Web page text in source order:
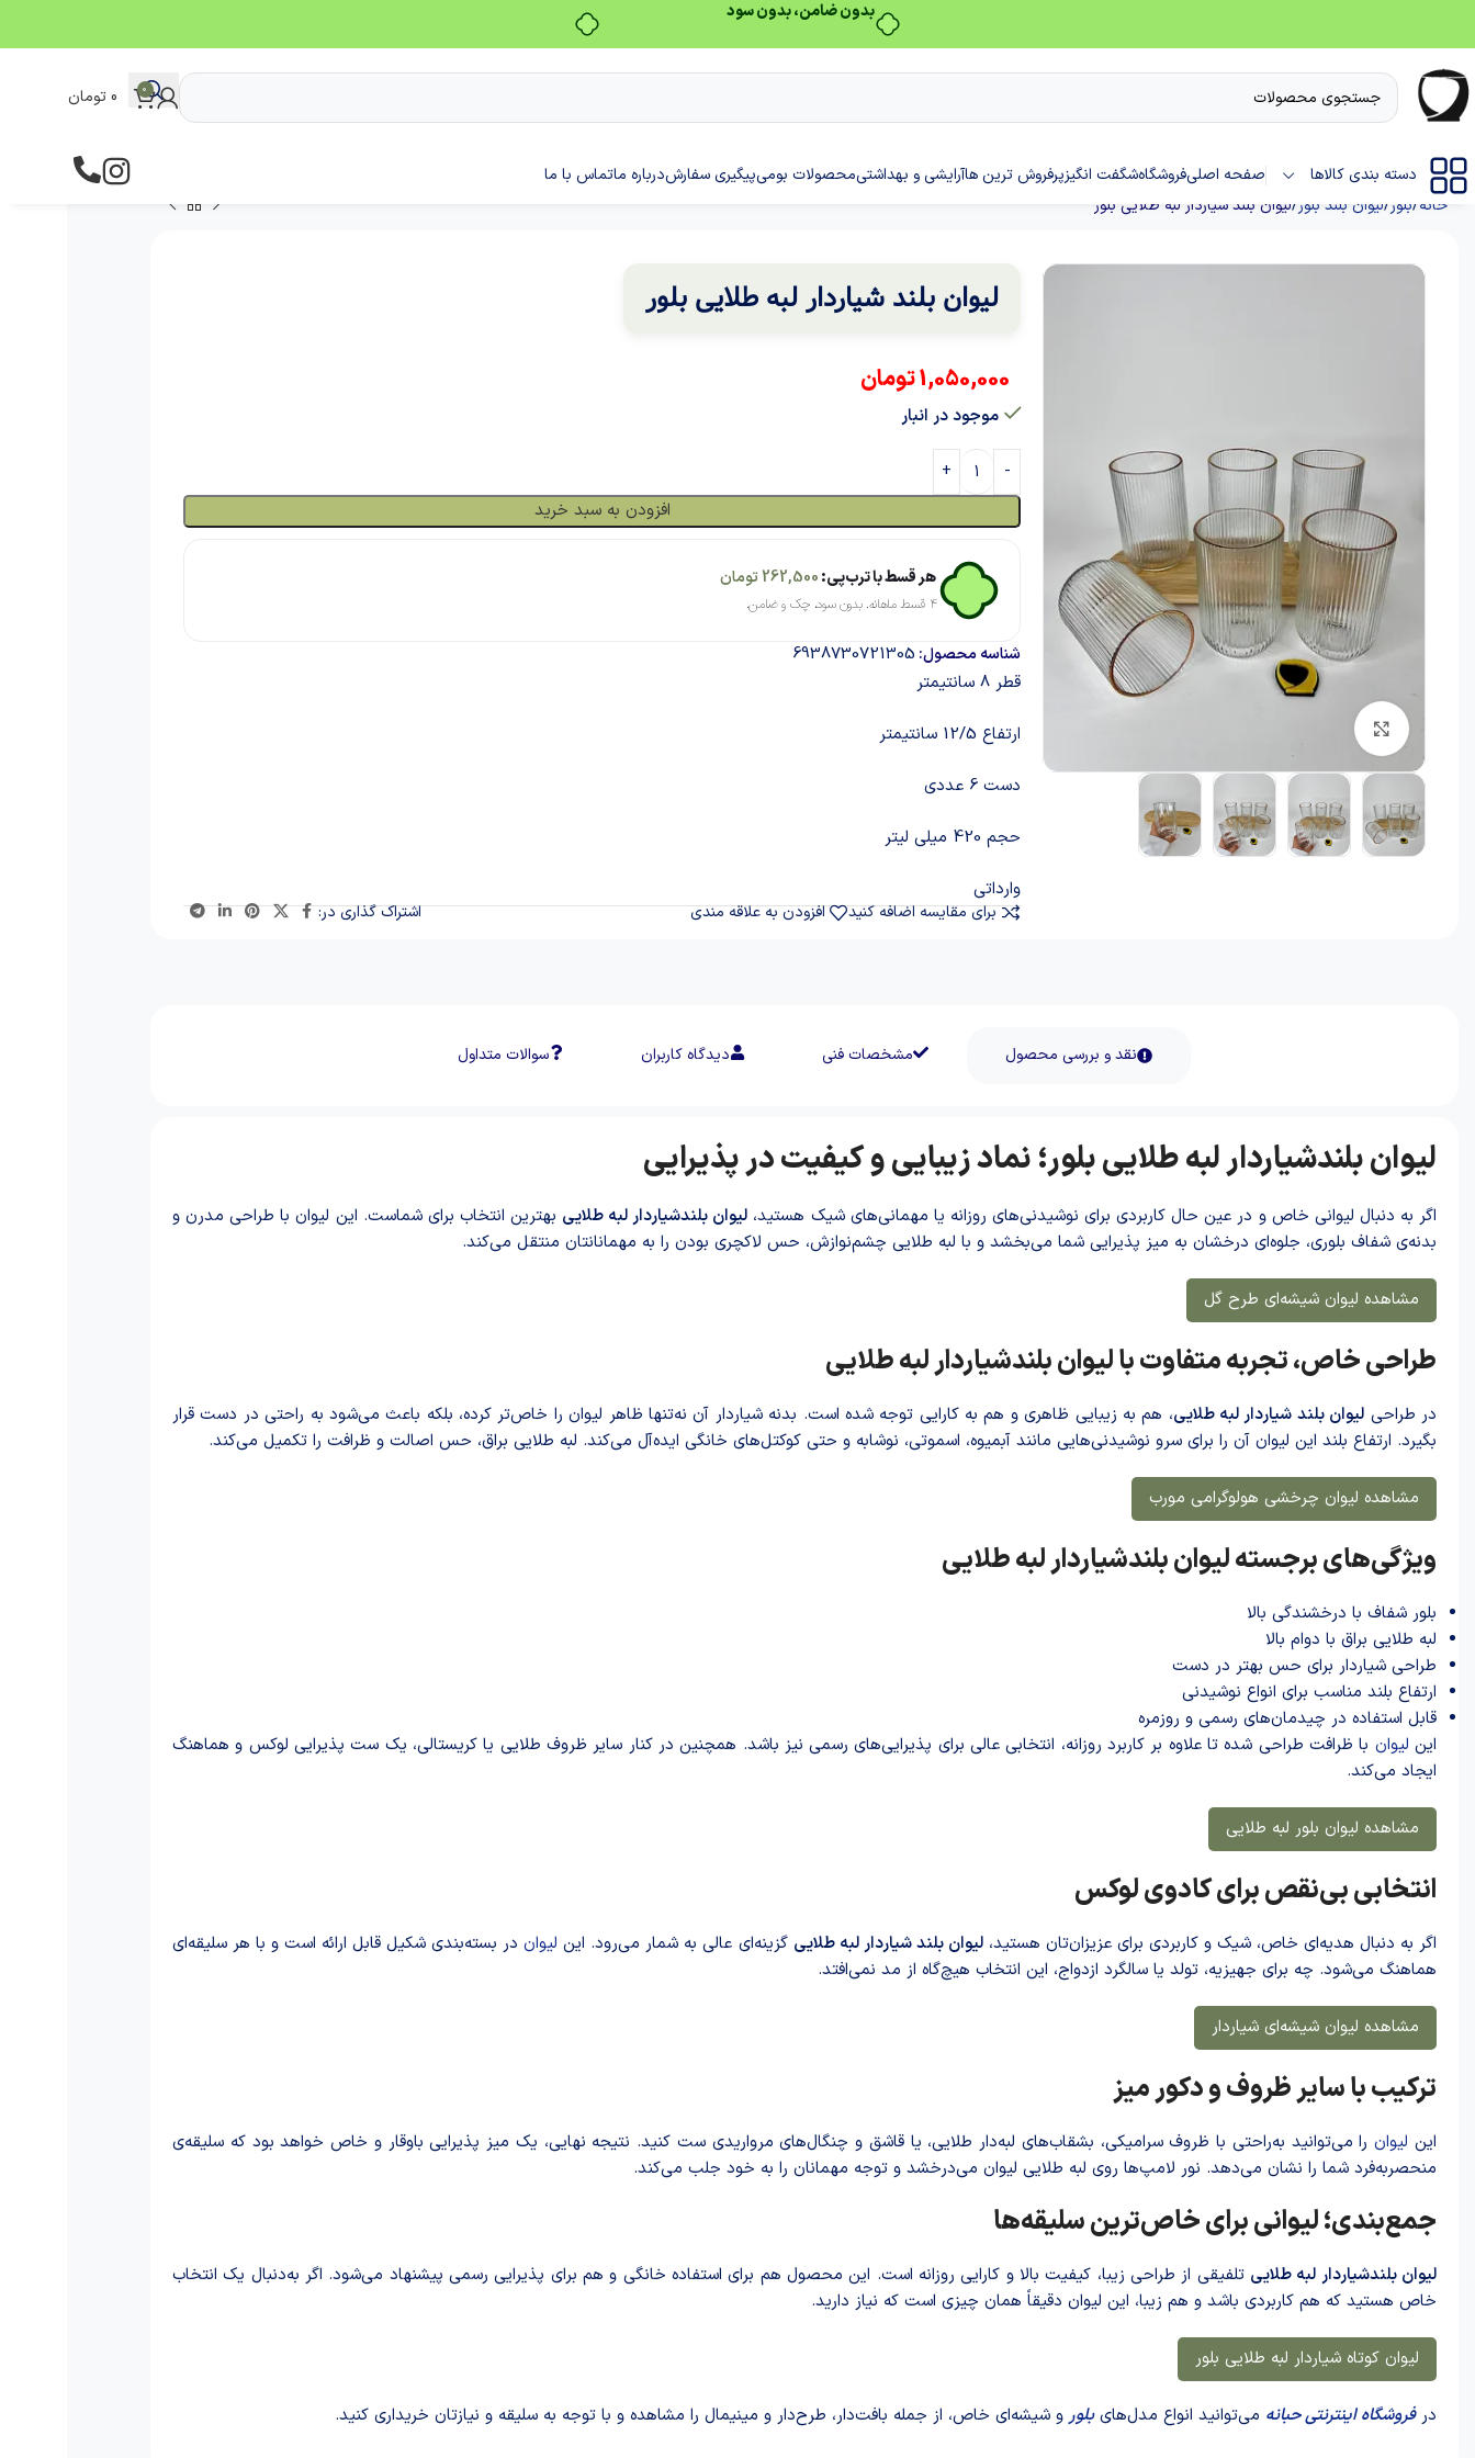
بدون ضامن، بدون سود
0
0 تومان
دسته بندی کالاها صفحه اصلیفروشگاهشگفت انگیزپرفروش ترین هاآرایشی و بهداشتیمحصولات بومیپیگیری سفارشدرباره ماتماس با ما
خانه بلور لیوان بلند بلور لیوان بلند شیاردار لبه طلایی بلور
لیوان بلند شیاردار لبه طلایی بلور
1,050,000تومان
موجود در انبار
افزودن به سبد خرید
هر قسط با ترب‌پی:262,500تومان
۴ قسط ماهانه. بدون سود، چک و ضامن.
شناسه محصول: 6938730721305
قطر 8 سانتیمتر
ارتفاع 12/5 سانتیمتر
دست 6 عددی
حجم 420 میلی لیتر
وارداتی
برای مقایسه اضافه کنید افزودن به علاقه مندی اشتراک گذاری در:
نقد و بررسی محصول مشخصات فنی دیدگاه کاربران سوالات متداول
لیوان بلندشیاردار لبه طلایی بلور؛ نماد زیبایی و کیفیت در پذیرایی
اگر به دنبال لیوانی خاص و در عین حال کاربردی برای نوشیدنی‌های روزانه یا مهمانی‌های شیک هستید، لیوان بلندشیاردار لبه طلایی بهترین انتخاب برای شماست. این لیوان با طراحی مدرن و
بدنه‌ی شفاف بلوری، جلوه‌ای درخشان به میز پذیرایی شما می‌بخشد و با لبه طلایی چشم‌نوازش، حس لاکچری بودن را به مهمانانتان منتقل می‌کند.
مشاهده لیوان شیشه‌ای طرح گل
طراحی خاص، تجربه متفاوت با لیوان بلندشیاردار لبه طلایی
در طراحی لیوان بلند شیاردار لبه طلایی، هم به زیبایی ظاهری و هم به کارایی توجه شده است. بدنه شیاردار آن نه‌تنها ظاهر لیوان را خاص‌تر کرده، بلکه باعث می‌شود به راحتی در دست قرار
بگیرد. ارتفاع بلند این لیوان آن را برای سرو نوشیدنی‌هایی مانند آبمیوه، اسموتی، نوشابه و حتی کوکتل‌های خانگی ایده‌آل می‌کند. لبه طلایی براق، حس اصالت و ظرافت را تکمیل می‌کند.
مشاهده لیوان چرخشی هولوگرامی مورب
ویژگی‌های برجسته لیوان بلندشیاردار لبه طلایی
بلور شفاف با درخشندگی بالا
لبه طلایی براق با دوام بالا
طراحی شیاردار برای حس بهتر در دست
ارتفاع بلند مناسب برای انواع نوشیدنی
قابل استفاده در چیدمان‌های رسمی و روزمره
این لیوان با ظرافت طراحی شده تا علاوه بر کاربرد روزانه، انتخابی عالی برای پذیرایی‌های رسمی نیز باشد. همچنین در کنار سایر ظروف طلایی یا کریستالی، یک ست پذیرایی لوکس و هماهنگ
ایجاد می‌کند.
مشاهده لیوان بلور لبه طلایی
انتخابی بی‌نقص برای کادوی لوکس
اگر به دنبال هدیه‌ای خاص، شیک و کاربردی برای عزیزان‌تان هستید،لیوان بلند شیاردار لبه طلایی گزینه‌ای عالی به شمار می‌رود. این لیواندر بسته‌بندی شکیل قابل ارائه است و با هر سلیقه‌ای
هماهنگ می‌شود. چه برای جهیزیه، تولد یا سالگرد ازدواج، این انتخاب هیچ‌گاه از مد نمی‌افتد.
مشاهده لیوان شیشه‌ای شیاردار
ترکیب با سایر ظروف و دکور میز
این لیوانرا می‌توانید به‌راحتی با ظروف سرامیکی، بشقاب‌های لبه‌دار طلایی، یا قاشق و چنگال‌های مرواریدی ست کنید. نتیجه نهایی، یک میز پذیرایی باوقار و خاص خواهد بود که سلیقه‌ی
منحصربه‌فرد شما را نشان می‌دهد. نور لامپ‌ها روی لبه طلایی لیوان می‌درخشد و توجه مهمانان را به خود جلب می‌کند.
جمع‌بندی؛ لیوانی برای خاص‌ترین سلیقه‌ها
لیوان بلندشیاردار لبه طلایی تلفیقی از طراحی زیبا، کیفیت بالا و کارایی روزانه است. این محصول هم برای استفاده خانگی و هم برای پذیرایی رسمی پیشنهاد می‌شود. اگر به‌دنبال یک انتخاب
خاص هستید که هم کاربردی باشد و هم زیبا، این لیوان دقیقاً همان چیزی است که نیاز دارید.
لیوان کوتاه شیاردار لبه طلایی بلور
درفروشگاه اینترنتی حبانه می‌توانید انواع مدل‌هایبلورو شیشه‌ای خاص، از جمله بافت‌دار، طرح‌دار و مینیمال را مشاهده و با توجه به سلیقه و نیازتان خریداری کنید.